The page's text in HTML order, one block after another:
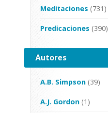
Meditaciones (731)
Predicaciones (390)
Autores
A.B. Simpson (39)
A.J. Gordon (1)